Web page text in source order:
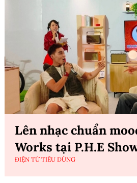
Lên nhạc chuẩn
Works tại P.H.E
ĐIỆN TỬ TIÊU DÙNG